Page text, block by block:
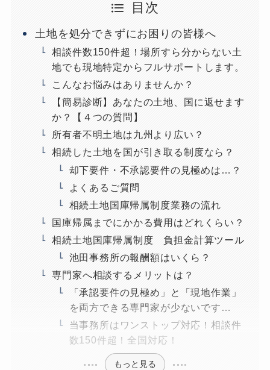
目次
土地を処分できずにお困りの皆様へ
相談件数150件超！場所すら分からない土
地でも現地特定からフルサポートします。
こんなお悩みはありませんか？
【簡易診断】あなたの土地、国に返せます
か？【４つの質問】
所有者不明土地は九州より広い？
相続した土地を国が引き取る制度なら？
却下要件・不承認要件の見極めは…？
よくあるご質問
相続土地国庫帰属制度業務の流れ
国庫帰属までにかかる費用はどれくらい？
相続土地国庫帰属制度 負担金計算ツール
池田事務所の報酬額はいくら？
専門家へ相談するメリットは？
「承認要件の見極め」と「現地作業」
を両方できる専門家が少ないです…
当事務所はワンストップ対応！相談件
数150件超！全国対応！
もっと見る